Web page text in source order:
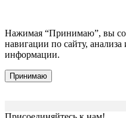
Нажимая “Принимаю”, вы
навигации по сайту,
информации.
Принимаю